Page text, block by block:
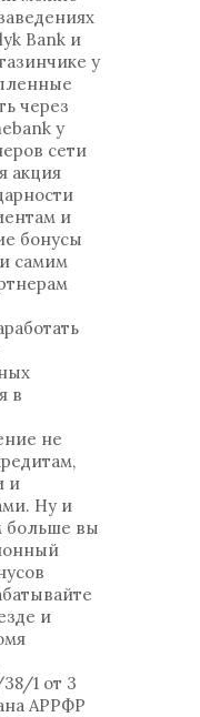
Bank и
у
через
у
сети
акция
и
бонусы
самим
в
не
и
Ну и
больше вы
и
1 от 3
АPРФР